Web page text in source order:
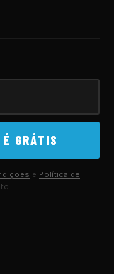
GRÁTIS
e Política de